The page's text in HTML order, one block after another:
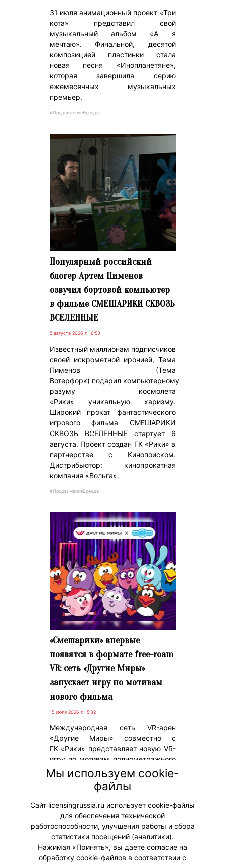
31 июля анимационный проект «Три
кота» представил свой
музыкальный альбом «А я
мечтаю». Финальной, десятой
композицией пластинки стала
новая песня «Инопланетяне»,
которая завершила серию
ежемесячных музыкальных
премьер.
#ПродвижениеБренда
Популярный российский
блогер Артем Пименов
озвучил бортовой компьютер
в фильме СМЕШАРИКИ СКВОЗЬ
ВСЕЛЕННЫЕ
5 августа 2026 г. 16:53
Известный миллионам подписчиков
своей искрометной иронией, Тема
Пименов (Тема
Вотерфорк) подарил компьютерному
разуму космолета
«Рики» уникальную харизму.
Широкий прокат фантастического
игрового фильма СМЕШАРИКИ
СКВОЗЬ ВСЕЛЕННЫЕ стартует 6
августа. Проект создан ГК «Рики» в
партнерстве с Кинопоиском.
Дистрибьютор: кинопрокатная
компания «Вольга».
#ПродвижениеБренда
«Смешарики» впервые
появятся в формате free-roam
VR: сеть «Другие Миры»
запускает игру по мотивам
нового фильма
15 июля 2026 г. 15:32
Международная сеть VR-арен
«Другие Миры» совместно с
ГК «Рики» представляет новую VR-
игру по мотивам полнометражного
игрового фильма СМЕШАРИКИ
СКВОЗЬ ВСЕЛЕННЫЕ, который
выйдет на экраны 6 августа 2026
года.
#ПродвижениеБренда #Коллаборации
Мы используем cookie-
файлы
Сайт licensingrussia.ru использует cookie-файлы
для обеспечения технической
работоспособности, улучшения работы и сбора
статистики посещений (аналитики).
Нажимая «Принять», вы даете согласие на
обработку cookie-файлов в соответствии с